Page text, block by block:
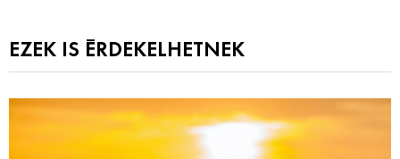
EZEK IS ÉRDEKELHETNEK